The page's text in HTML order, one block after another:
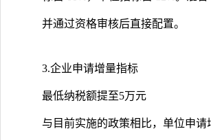
并通过资格审核后直接配置。
3.企业申请增量指标
最低纳税额提至5万元
与目前实施的政策相比，单位申